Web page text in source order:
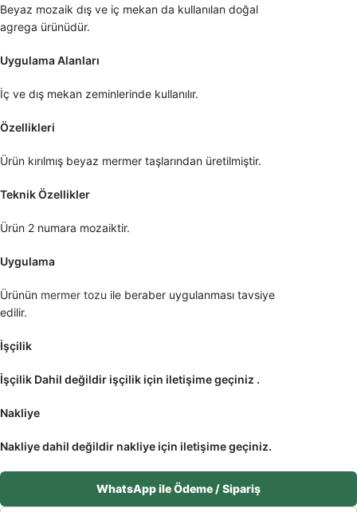
Beyaz mozaik dış ve iç mekan da kullanılan doğal
agrega ürünüdür.
Uygulama Alanları
İç ve dış mekan zeminlerinde kullanılır.
Özellikleri
Ürün kırılmış beyaz mermer taşlarından üretilmiştir.
Teknik Özellikler
Ürün 2 numara mozaiktir.
Uygulama
Ürünün mermer tozu ile beraber uygulanması tavsiye
edilir.
İşçilik
İşçilik Dahil değildir işçilik için iletişime geçiniz .
Nakliye
Nakliye dahil değildir nakliye için iletişime geçiniz.
WhatsApp ile Ödeme / Sipariş